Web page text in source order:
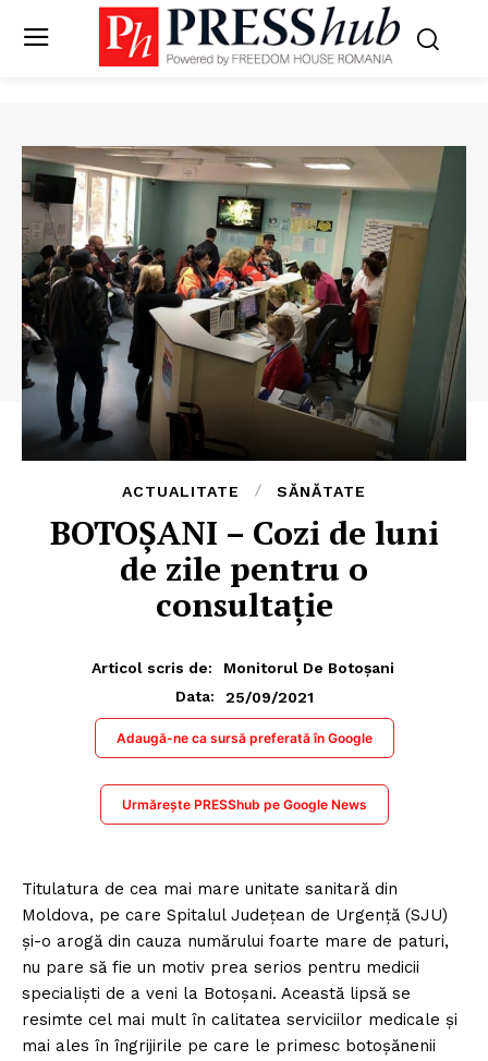
ACTUALITATE SĂNĂTATE
BOTOȘANI – Cozi de luni
de zile pentru o
consultație
Articol scris de:
Monitorul De Botoșani
Data:
25/09/2021
Adaugă-ne ca sursă preferată în Google
Urmărește PRESShub pe Google News
Titulatura de cea mai mare unitate sanitară din
Moldova, pe care Spitalul Județean de Urgență (SJU)
și-o arogă din cauza numărului foarte mare de paturi,
nu pare să fie un motiv prea serios pentru medicii
specialiști de a veni la Botoșani. Această lipsă se
resimte cel mai mult în calitatea serviciilor medicale și
mai ales în îngrijirile pe care le primesc botoșănenii